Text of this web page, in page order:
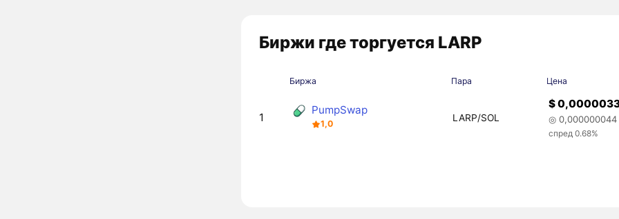
Биржи где торгуется LARP
Биржа Пара Цена
1
PumpSwap
1,0
LARP/SOL
$
◎ 0,000000044
спред 0.68%